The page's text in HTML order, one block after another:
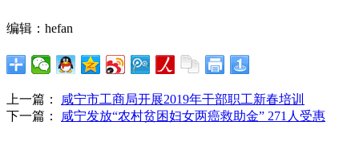
编辑：hefan
上一篇：
咸宁市工商局开展2019年干部职工新春培训
下一篇：
咸宁发放“农村贫困妇女两癌救助金” 271人受惠